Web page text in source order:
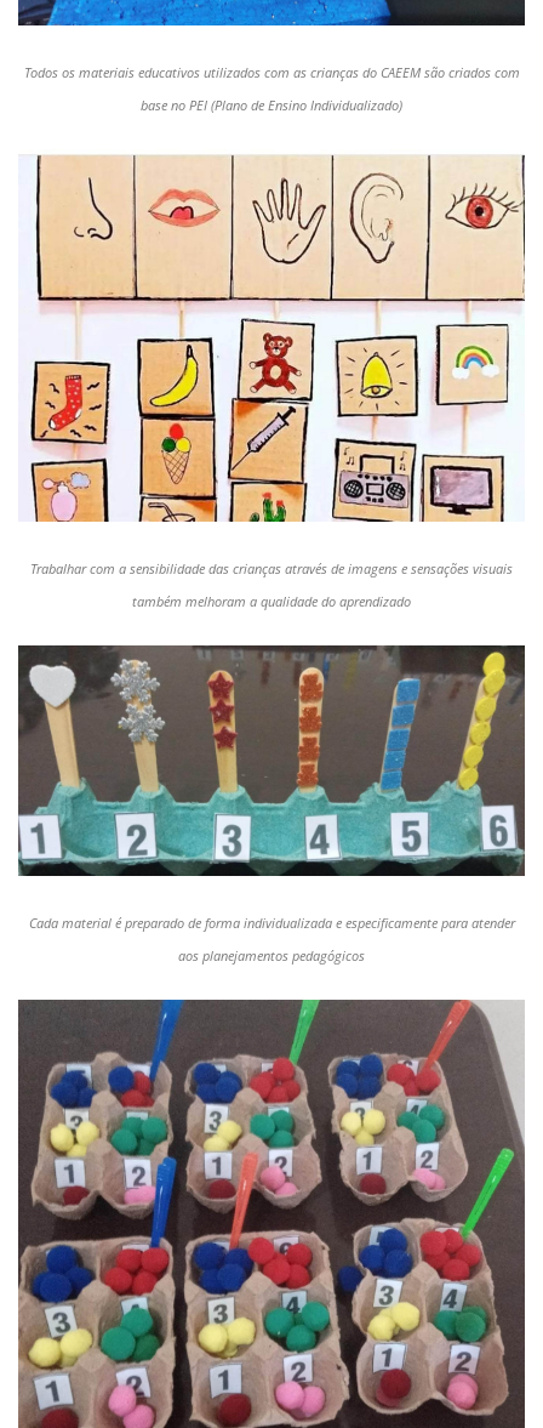
Todos os materiais educativos utilizados com as crianças do CAEEM são criados com
base no PEI (Plano de Ensino Individualizado)
Trabalhar com a sensibilidade das crianças através de imagens e sensações visuais
também melhoram a qualidade do aprendizado
Cada material é preparado de forma individualizada e especificamente para atender
aos planejamentos pedagógicos